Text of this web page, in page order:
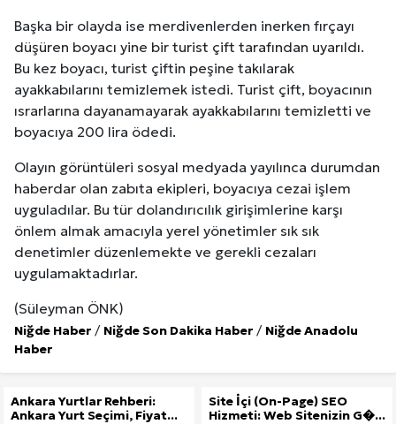
Başka bir olayda ise merdivenlerden inerken fırçayı
düşüren boyacı yine bir turist çift tarafından uyarıldı.
Bu kez boyacı, turist çiftin peşine takılarak
ayakkabılarını temizlemek istedi. Turist çift, boyacının
ısrarlarına dayanamayarak ayakkabılarını temizletti ve
boyacıya 200 lira ödedi.
Olayın görüntüleri sosyal medyada yayılınca durumdan
haberdar olan zabıta ekipleri, boyacıya cezai işlem
uyguladılar. Bu tür dolandırıcılık girişimlerine karşı
önlem almak amacıyla yerel yönetimler sık sık
denetimler düzenlemekte ve gerekli cezaları
uygulamaktadırlar.
(Süleyman ÖNK)
Niğde Haber / Niğde Son Dakika Haber / Niğde Anadolu
Haber
Ankara Yurtlar Rehberi:
Ankara Yurt Seçimi, Fiyat...
Site İçi (On-Page) SEO
Hizmeti: Web Sitenizin G�...